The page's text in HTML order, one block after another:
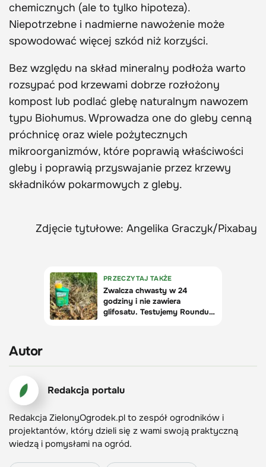
chemicznych (ale to tylko hipoteza).
Niepotrzebne i nadmierne nawożenie może
spowodować więcej szkód niż korzyści.
Bez względu na skład mineralny podłoża warto
rozsypać pod krzewami dobrze rozłożony
kompost lub podlać glebę naturalnym nawozem
typu Biohumus. Wprowadza one do gleby cenną
próchnicę oraz wiele pożytecznych
mikroorganizmów, które poprawią właściwości
gleby i poprawią przyswajanie przez krzewy
składników pokarmowych z gleby.
Zdjęcie tytułowe: Angelika Graczyk/Pixabay
Autor
Redakcja portalu
Redakcja ZielonyOgrodek.pl to zespół ogrodników i
projektantów, który dzieli się z wami swoją praktyczną
wiedzą i pomysłami na ogród.